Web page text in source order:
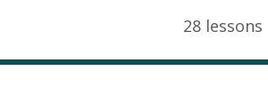
28 lessons